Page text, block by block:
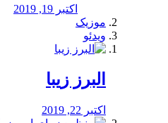
اکتبر 19, 2019
موزیک
ویدئو
البرز زیبا
اکتبر 22, 2019